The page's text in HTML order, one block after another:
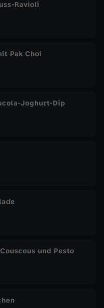
Ravioli
Pak Choi
Joghurt-Dip
und Pesto